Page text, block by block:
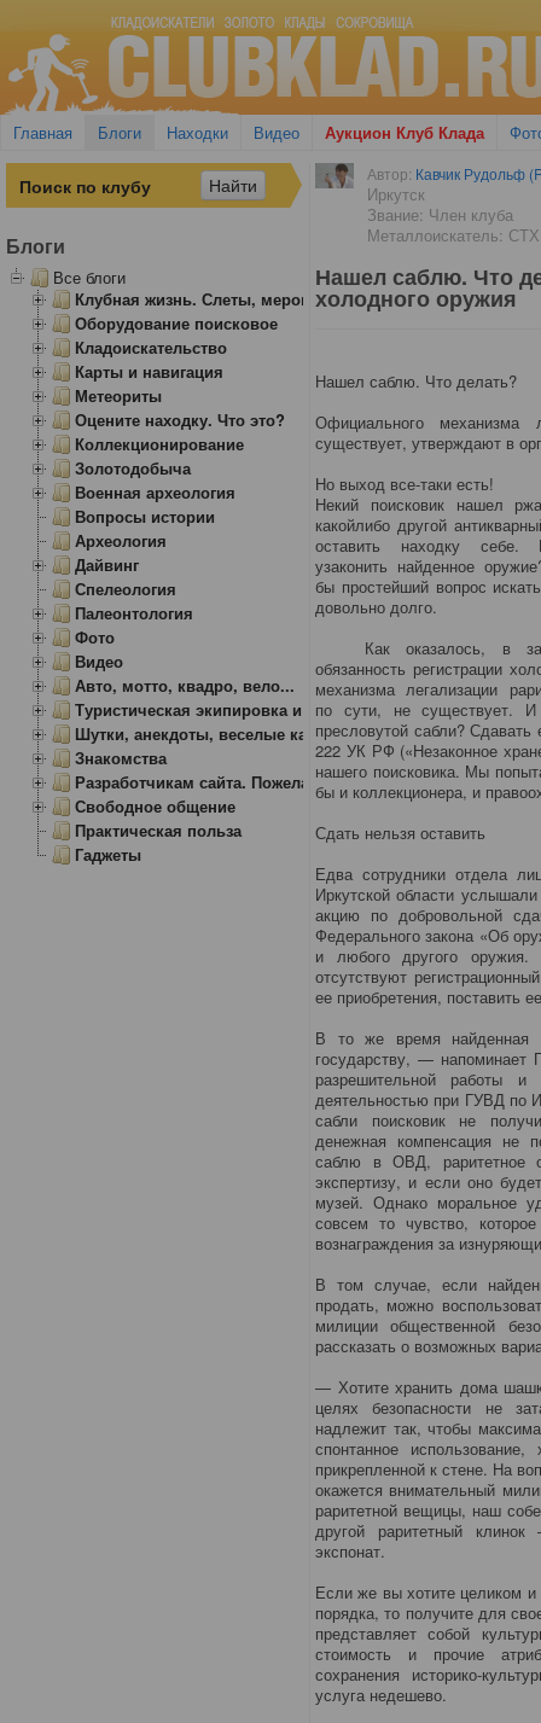
Главная Блоги Находки Видео Аукцион Клуб Клада
Автор: Кавчик Рудольф
Иркутск
Звание: Член клуба
Металлоискатель:
Нашел саблю. Что
холодного оружия
Нашел саблю. Что делать?
Официального механизма
существует, утверждают в
Но выход все-таки есть!
Некий поисковик нашел
какойлибо другой
оставить находку
узаконить найденное
бы простейший вопрос
довольно долго.
Как оказалось, в
обязанность регистрации
механизма легализации
по сути, не существует.
пресловутой сабли?
222 УК РФ («Незаконное
нашего поисковика. Мы
бы и коллекционера, и
Сдать нельзя оставить
Едва сотрудники отдела
Иркутской области
акцию по добровольной
Федерального закона «Об
и любого другого
отсутствуют
ее приобретения, поставить
В то же время найденная
государству, — напоминает
разрешительной работы и
деятельностью при ГУВД по
сабли поисковик не
денежная компенсация не
саблю в ОВД, раритетное
экспертизу, и если оно
музей. Однако моральное
совсем то чувство,
вознаграждения за
В том случае, если
продать, можно
милиции общественной
рассказать о возможных
— Хотите хранить дома
целях безопасности не
надлежит так, чтобы
спонтанное
прикрепленной к стене. На
окажется внимательный
раритетной вещицы, наш
другой раритетный
экспонат.
Если же вы хотите целиком и
порядка, то получите для
представляет собой
стоимость и прочие
сохранения историко-
услуга недешево.
Блоги
Все блоги
Клубная жизнь. Слеты, мероприятия
Оборудование поисковое
Кладоискательство
Карты и навигация
Метеориты
Оцените находку. Что это?
Коллекционирование
Золотодобыча
Военная археология
Вопросы истории
Археология
Дайвинг
Спелеология
Палеонтология
Фото
Видео
Авто, мотто, квадро, вело...
Туристическая экипировка и снаряжение
Шутки, анекдоты, веселые картинки
Знакомства
Разработчикам сайта. Пожелания, замечания.
Свободное общение
Практическая польза
Гаджеты